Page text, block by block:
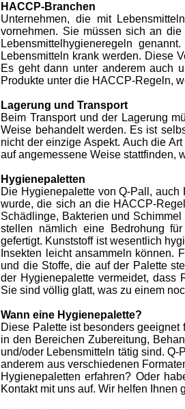
HACCP-Branchen
Unternehmen, die mit
vornehmen. Sie müssen sich an
Lebensmittelhygieneregeln
Lebensmitteln krank werden. Diese
Es geht dann unter anderem auch
Produkte unter die HACCP-Regeln,
Lagerung und Transport
Beim Transport und der Lagerung
Weise behandelt werden. Es ist
nicht der einzige Aspekt. Auch die
auf angemessene Weise stattfinden,
Hygienepaletten
Die Hygienepalette von Q-Pall,
wurde, die sich an die HACCP-
Schädlinge, Bakterien und
stellen nämlich eine Bedrohung
gefertigt. Kunststoff ist wesentlich
Insekten leicht ansammeln können.
und die Stoffe, die auf der Palette
der Hygienepalette vermeidet, dass
Sie sind völlig glatt, was zu einem
Wann eine Hygienepalette?
Diese Palette ist besonders
in den Bereichen Zubereitung,
und/oder Lebensmitteln tätig sind.
anderem aus verschiedenen
Hygienepaletten erfahren? Oder
Kontakt mit uns auf. Wir helfen Ihnen